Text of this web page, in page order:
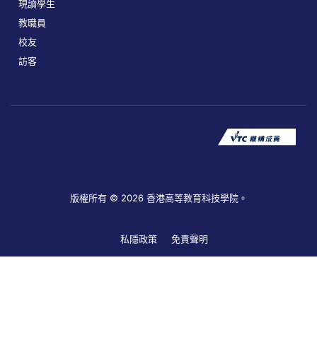
現讀學生
教職員
校友
訪客
版權所有 © 2026 香港高等教育科技學院。
私隱政策 免責聲明